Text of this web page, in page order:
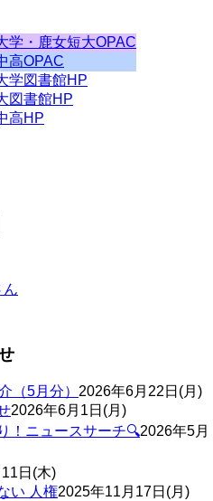
学・鹿女短大OPAC
高OPAC
学図書館HP
図書館HP
高HP
ん
（5月分） 2026年6月22日(月)
2026年6月1日(月)
！ニュースサーチ🔍2026年5月
日(木)
い 人権2025年11月17日(月)